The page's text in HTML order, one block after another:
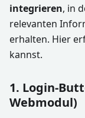
integrieren, in
relevanten
erhalten. Hier
kannst.
1. Login-
Webmodul)